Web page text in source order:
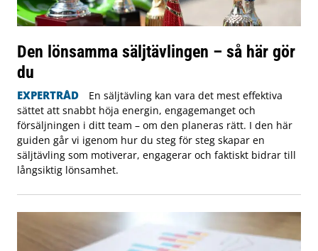
Den lönsamma säljtävlingen – så här gör
du
EXPERTRÅD
En säljtävling kan vara det mest effektiva
sättet att snabbt höja energin, engagemanget och
försäljningen i ditt team – om den planeras rätt. I den här
guiden går vi igenom hur du steg för steg skapar en
säljtävling som motiverar, engagerar och faktiskt bidrar till
långsiktig lönsamhet.